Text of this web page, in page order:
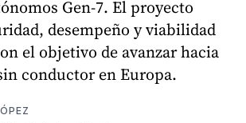
Gen-7. El proyecto
desempeño y viabilidad
el objetivo de avanzar hacia
conductor en Europa.